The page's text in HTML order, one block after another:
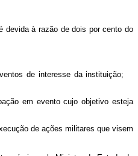
devida à razão de dois por cento do
de interesse da instituição;
em evento cujo objetivo esteja
de ações militares que visem